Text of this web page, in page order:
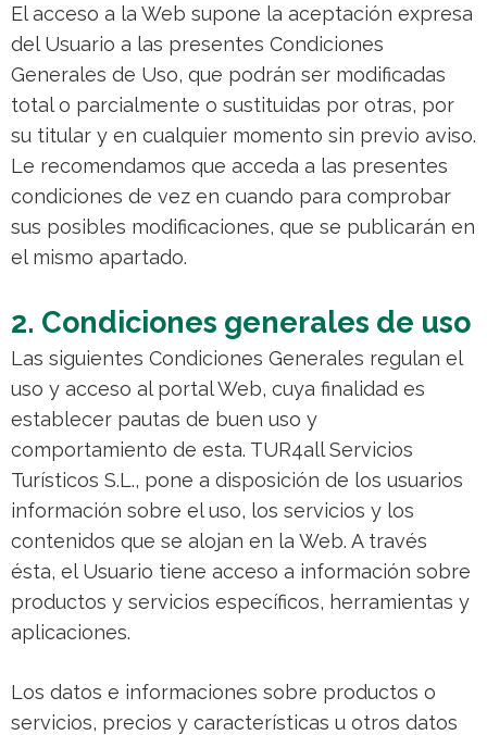
El acceso a la Web supone la aceptación expresa
del Usuario a las presentes Condiciones
Generales de Uso, que podrán ser modificadas
total o parcialmente o sustituidas por otras, por
su titular y en cualquier momento sin previo aviso.
Le recomendamos que acceda a las presentes
condiciones de vez en cuando para comprobar
sus posibles modificaciones, que se publicarán en
el mismo apartado.
2. Condiciones generales de uso
Las siguientes Condiciones Generales regulan el
uso y acceso al portal Web, cuya finalidad es
establecer pautas de buen uso y
comportamiento de esta. TUR4all Servicios
Turísticos S.L., pone a disposición de los usuarios
información sobre el uso, los servicios y los
contenidos que se alojan en la Web. A través
ésta, el Usuario tiene acceso a información sobre
productos y servicios específicos, herramientas y
aplicaciones.
Los datos e informaciones sobre productos o
servicios, precios y características u otros datos